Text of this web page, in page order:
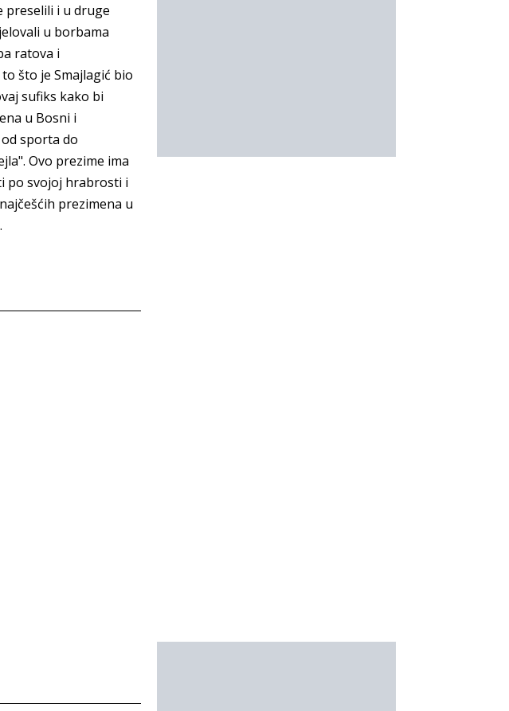
preselili i u druge
u borbama
ratova i
što je Smajlagić bio
sufiks kako bi
u Bosni i
sporta do
Ovo prezime ima
po svojoj hrabrosti i
prezimena u